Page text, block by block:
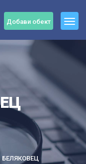
Добави обект
БЕЛЯКОВЕЦ